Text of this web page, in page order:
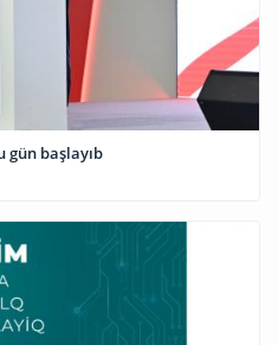
gün başlayıb